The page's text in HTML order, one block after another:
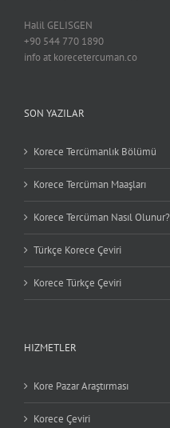
Halil GELISGEN
+90 544 770 1890
info at korecetercuman.co
SON YAZILAR
Korece Tercümanlık Bölümü
Korece Tercüman Maaşları
Korece Tercüman Nasıl Olunur?
Türkçe Korece Çeviri
Korece Türkçe Çeviri
HIZMETLER
Kore Pazar Araştırması
Korece Çeviri